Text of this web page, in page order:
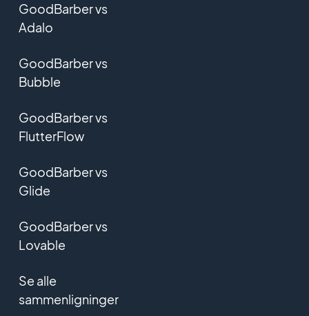
GoodBarber vs
Adalo
GoodBarber vs
Bubble
GoodBarber vs
FlutterFlow
GoodBarber vs
Glide
GoodBarber vs
Lovable
Se alle
sammenligninger